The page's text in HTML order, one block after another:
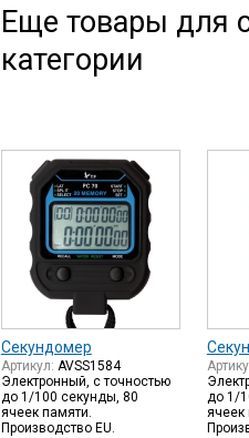
Еще товары для
категории
Секундомер
Артикул: AVSS1584
Электронный, с точностью
до 1/100 секунды, 80
ячеек памяти.
Производство EU.
до 1/
ячеек